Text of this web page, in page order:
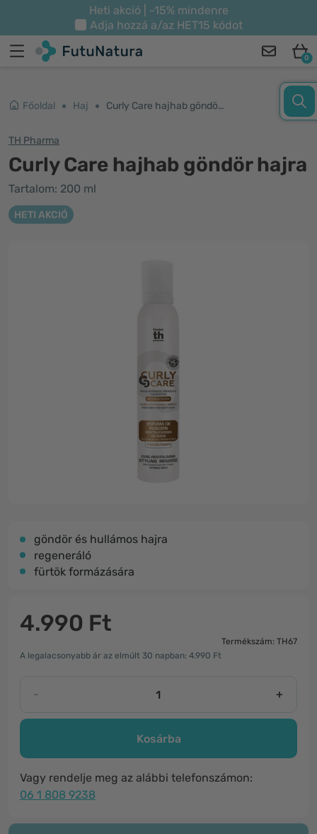
Heti akció | -15% mindenre
Adja hozzá a/az HET15 kódot
0
Főoldal Haj Curly Care hajhab göndör hajra
TH Pharma
Curly Care hajhab göndör hajra
Tartalom: 200 ml
HETI AKCIÓ
göndör és hullámos hajra
regeneráló
fürtök formázására
4.990 Ft
Termékszám: TH67
A legalacsonyabb ár az elmúlt 30 napban: 4.990 Ft
- +
Kosárba
Vagy rendelje meg az alábbi telefonszámon:
06 1 808 9238